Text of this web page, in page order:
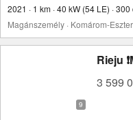
2021 · 1 km · 40 kW (54 LE) · 300
Magánszemély · Komárom-
Rieju
3 599